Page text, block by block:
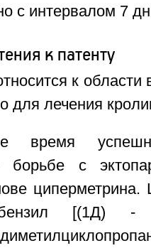
с интервалом 7
к патенту
к
для лечения
время
борьбе с
циперметрина.
бензил [(1Д) -